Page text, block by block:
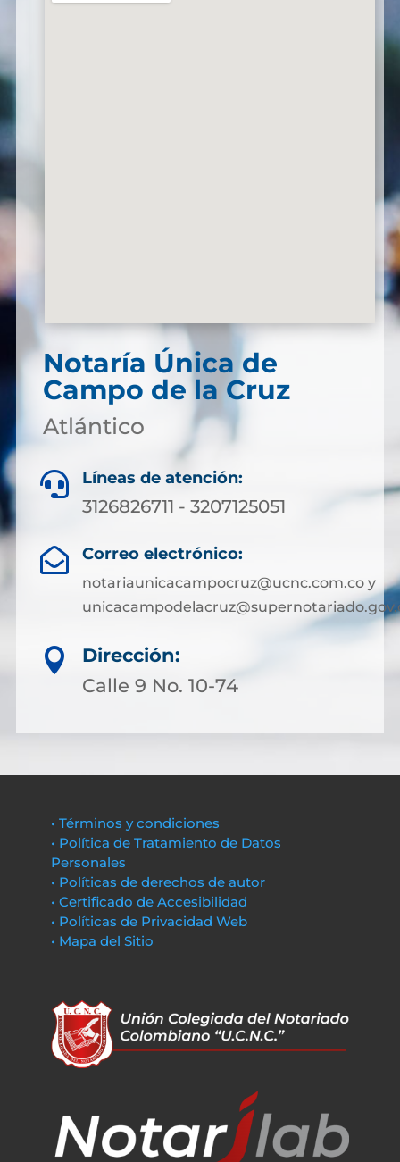
Notaría Única de
Campo de la Cruz
Atlántico
 Líneas de atención:
3126826711 - 3207125051
 Correo electrónico:
notariaunicacampocruz@ucnc.com.co y

Dirección:
Calle 9 No. 10-74
• Términos y condiciones
• Política de Tratamiento de Datos
Personales
• Políticas de derechos de autor
• Certificado de Accesibilidad
• Políticas de Privacidad Web
• Mapa del Sitio